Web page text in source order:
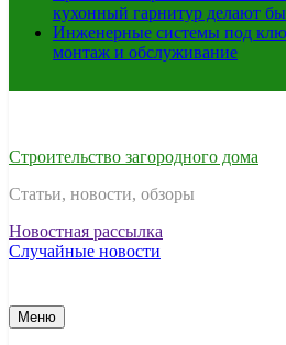
кухонный гарнитур делают
Инженерные системы под
монтаж и обслуживание
Строительство загородного дома
Статьи, новости, обзоры
Новостная рассылка
Случайные новости
Меню